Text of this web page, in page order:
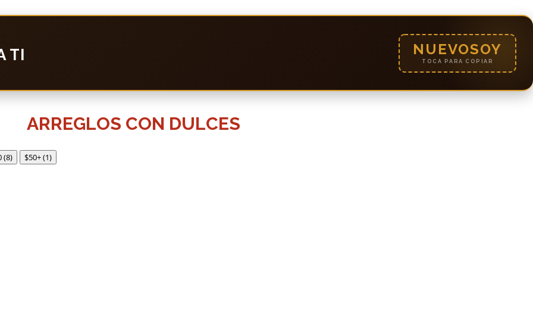
TI NUEVOSOY
TOCA PARA COPIAR
ARREGLOS CON DULCES
(8) $50+(1)